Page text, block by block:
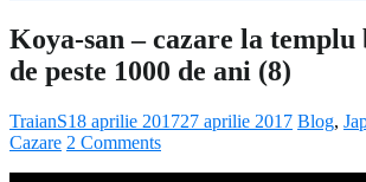
Koya-san – cazare la templu
de peste 1000 de ani (8)
TraianS18 aprilie 201727 aprilie 2017 Blog,
Cazare 2 Comments